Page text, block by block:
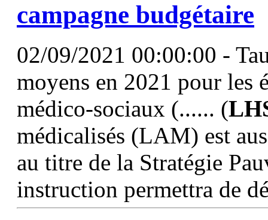
campagne budgétaire
02/09/2021 00:00:00 -
moyens en 2021 pour les
médico-sociaux (...... (
médicalisés (LAM) est
au titre de la Stratégie
instruction permettra de